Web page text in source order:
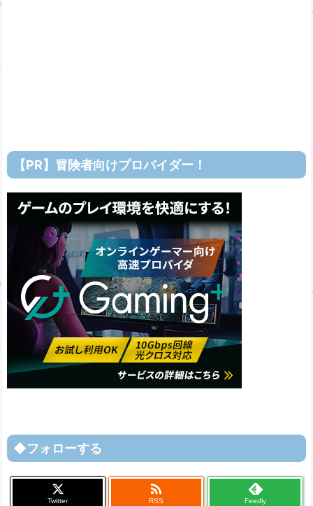
【PR】冒険者向けプロバイダー！
◆フォローする
Twitter

RSS Feedly